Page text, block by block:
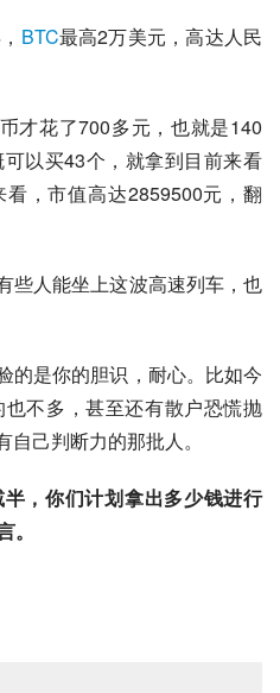
BTC最高2万美元，高达人民
才花了700多元，也就是140
以买43个，就拿到目前来看
，市值高达2859500元，翻
些人能坐上这波高速列车，也
的是你的胆识，耐心。比如今
不多，甚至还有散户恐慌抛
己判断力的那批人。
，你们计划拿出多少钱进行
。